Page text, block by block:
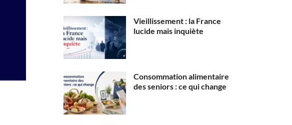
Vieillissement : la France
lucide mais inquiète
Consommation alimentaire
des seniors : ce qui change